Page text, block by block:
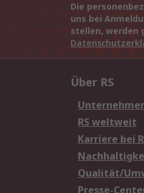
Die
uns bei
stellen, werden
Über RS
RS weltweit
Karriere bei
Qualität/
Presse-